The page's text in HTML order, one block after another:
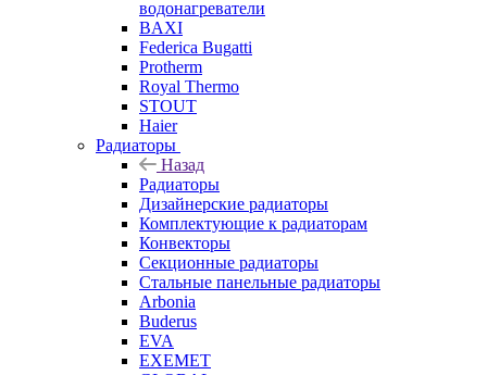
водонагреватели
BAXI
Federica Bugatti
Protherm
Royal Thermo
STOUT
Haier
Радиаторы
Назад
Радиаторы
Дизайнерские радиаторы
Комплектующие к радиаторам
Конвекторы
Секционные радиаторы
Стальные панельные радиаторы
Arbonia
Buderus
EVA
EXEMET